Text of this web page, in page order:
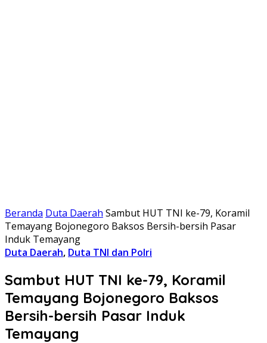
Beranda Duta Daerah Sambut HUT TNI ke-79, Koramil
Temayang Bojonegoro Baksos Bersih-bersih Pasar
Induk Temayang
Duta Daerah, Duta TNI dan Polri
Sambut HUT TNI ke-79, Koramil
Temayang Bojonegoro Baksos
Bersih-bersih Pasar Induk
Temayang